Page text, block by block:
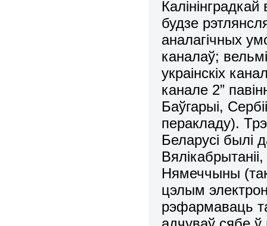
будзе
аналагічных
каналаў;
украінскіх
канале 2”
Баўгарыі,
перакладу).
Беларусі былі
Нямеччыны
цэлым
рэфармаваць